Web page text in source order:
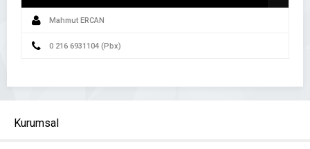
Mahmut ERCAN
0 216 6931104 (Pbx)
Kurumsal